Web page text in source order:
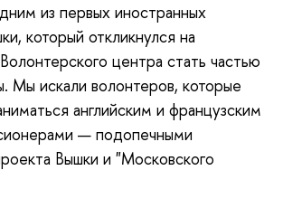
из первых иностранных
который откликнулся на
центра стать частью
Мы искали волонтеров, которые
английским и французским
— подопечными
Вышки и "Московского